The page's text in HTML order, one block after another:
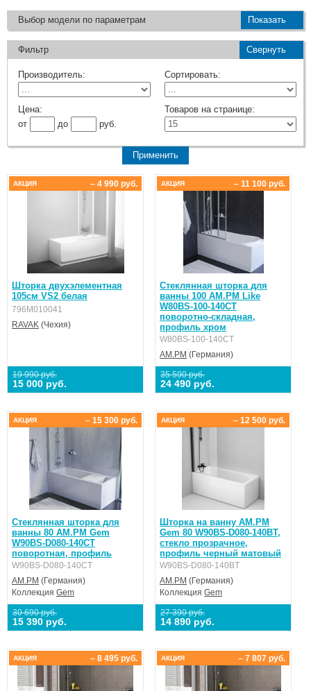
Выбор модели по параметрам Показать
Фильтр Свернуть
Производитель: Сортировать:
Цена:
от
до руб.
Товаров на странице:
Шторка двухэлементная
105см VS2 белая
796M010041
RAVAK (Чехия)
19 990 руб.
15 000 руб.
– 4 990 руб.
АКЦИЯ
Стеклянная шторка для
ванны 100 AM.PM Like
W80BS-100-140CT
поворотно-складная,
профиль хром
W80BS-100-140CT
AM.PM (Германия)
35 590 руб.
24 490 руб.
– 11 100 руб.
АКЦИЯ
Стеклянная шторка для
ванны 80 AM.PM Gem
W90BS-D080-140CT
поворотная, профиль
W90BS-D080-140CT
AM.PM (Германия)
Коллекция Gem
30 690 руб.
15 390 руб.
– 15 300 руб.
АКЦИЯ
Шторка на ванну AM.PM
Gem 80 W90BS-D080-140BT,
стекло прозрачное,
профиль черный матовый
W90BS-D080-140BT
AM.PM (Германия)
КоллекцияGem
27 390 руб.
14 890 руб.
– 12 500 руб.
АКЦИЯ
– 8 495 руб.
АКЦИЯ – 7 807 руб.
АКЦИЯ